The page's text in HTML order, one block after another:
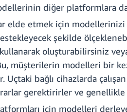
diğer platformlara
elde etmek için
şekilde
oluşturabilirsiniz
müşterilerin modelleri bir
Uçtaki bağlı cihazlarda
gerektirirler ve genellikle
için modelleri